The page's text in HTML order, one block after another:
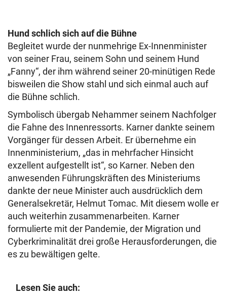
Hund schlich sich auf die Bühne
Begleitet wurde der nunmehrige Ex-Innenminister
von seiner Frau, seinem Sohn und seinem Hund
„Fanny“, der ihm während seiner 20-minütigen Rede
bisweilen die Show stahl und sich einmal auch auf
die Bühne schlich.
Symbolisch übergab Nehammer seinem Nachfolger
die Fahne des Innenressorts. Karner dankte seinem
Vorgänger für dessen Arbeit. Er übernehme ein
Innenministerium, „das in mehrfacher Hinsicht
exzellent aufgestellt ist“, so Karner. Neben den
anwesenden Führungskräften des Ministeriums
dankte der neue Minister auch ausdrücklich dem
Generalsekretär, Helmut Tomac. Mit diesem wolle er
auch weiterhin zusammenarbeiten. Karner
formulierte mit der Pandemie, der Migration und
Cyberkriminalität drei große Herausforderungen, die
es zu bewältigen gelte.
Lesen Sie auch: